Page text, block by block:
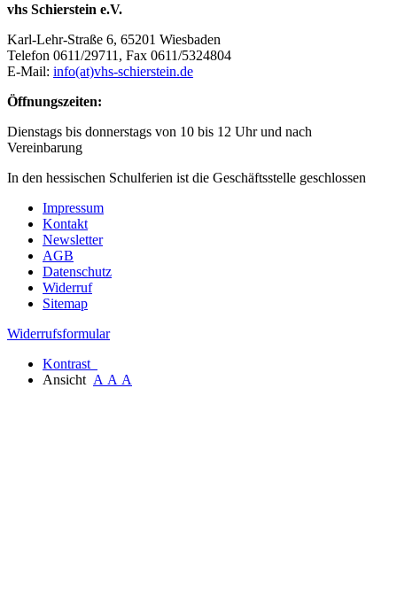
vhs Schierstein e.V.
Karl-Lehr-Straße 6, 65201 Wiesbaden
Telefon 0611/29711, Fax 0611/5324804
E-Mail: info(at)vhs-schierstein.de
Öffnungszeiten:
Dienstags bis donnerstags von 10 bis 12 Uhr und nach
Vereinbarung
In den hessischen Schulferien ist die Geschäftsstelle geschlossen
Impressum
Kontakt
Newsletter
AGB
Datenschutz
Widerruf
Sitemap
Widerrufsformular
Kontrast
Ansicht A A A